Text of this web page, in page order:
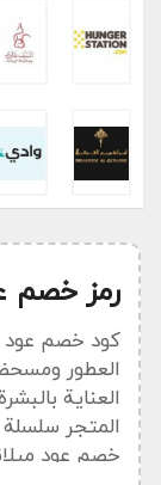
رمز خصم
العطور
العناية
المتجر